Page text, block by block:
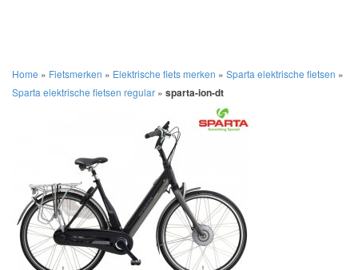
Home » Fietsmerken » Elektrische fiets merken » Sparta elektrische fietsen »
Sparta elektrische fietsen regular » sparta-ion-dt